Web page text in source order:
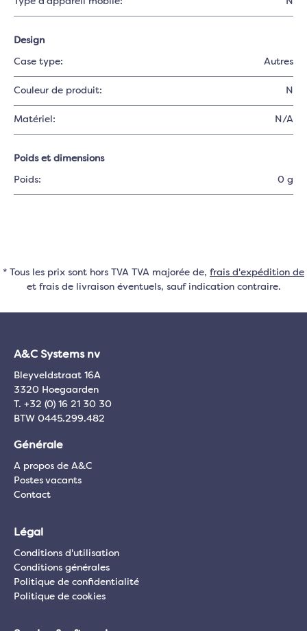
Design
Case type: Autres
Couleur de produit: N
Matériel: N/A
Poids et dimensions
Poids: 0 g
* Tous les prix sont hors TVA TVA majorée de, frais d'expédition de
et frais de livraison éventuels, sauf indication contraire.
A&C Systems nv
Bleyveldstraat 16A
3320 Hoegaarden
T. +32 (0) 16 21 30 30
BTW 0445.299.482
Générale
A propos de A&C
Postes vacants
Contact
Légal
Conditions d'utilisation
Conditions générales
Politique de confidentialité
Politique de cookies